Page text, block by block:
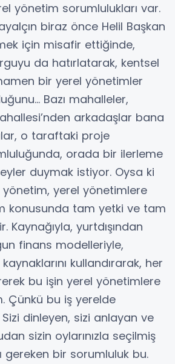
yönetim sorumlulukları var.
biraz önce Helil Başkan
için misafir ettiğinde,
da hatırlatarak, kentsel
bir yerel yönetimler
Bazı mahalleler,
arkadaşlar bana
o taraftaki proje
orada bir ilerleme
duymak istiyor. Oysa ki
yerel yönetimlere
konusunda tam yetki ve tam
Kaynağıyla, yurtdışından
finans modelleriyle,
kullandırarak, her
bu işin yerel yönetimlere
Çünkü bu iş yerelde
dinleyen, sizi anlayan ve
sizin oylarınızla seçilmiş
gereken bir sorumluluk bu.